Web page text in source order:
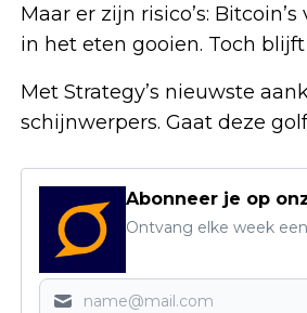
Maar er zijn risico’s:
in het eten gooien. Toch
Met Strategy’s nieuwste
schijnwerpers. Gaat deze
Abonneer je op
Ontvang elke week